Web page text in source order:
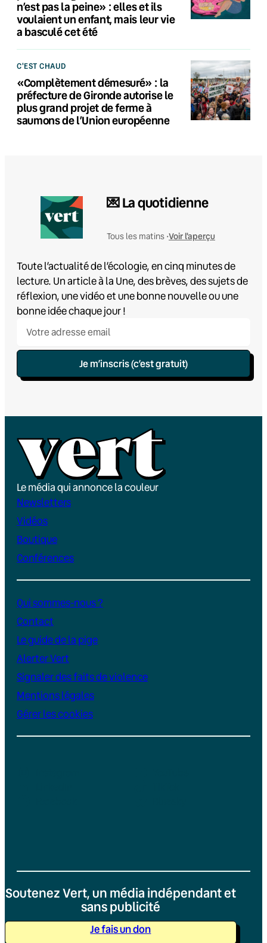
n’est pas la peine» : elles et ils
voulaient un enfant, mais leur vie
a basculé cet été
C'EST CHAUD
«Complètement démesuré» : la
préfecture de Gironde autorise le
plus grand projet de ferme à
saumons de l’Union européenne
💌 La quotidienne
Tous les matins •Voir l'aperçu
Toute l’actualité de l’écologie, en cinq minutes de
lecture. Un article à la Une, des brèves, des sujets de
réflexion, une vidéo et une bonne nouvelle ou une
bonne idée chaque jour !
Je m’inscris (c’est gratuit)
Le média qui annonce la couleur
Newsletters
Vidéos
Boutique
Conférences
Qui sommes-nous ?
Contact
Le guide de la pige
Alerter Vert
Signaler des faits de violence
Mentions légales
Gérer les cookies
Soutenez Vert, un média indépendant et
sans publicité
Je fais un don